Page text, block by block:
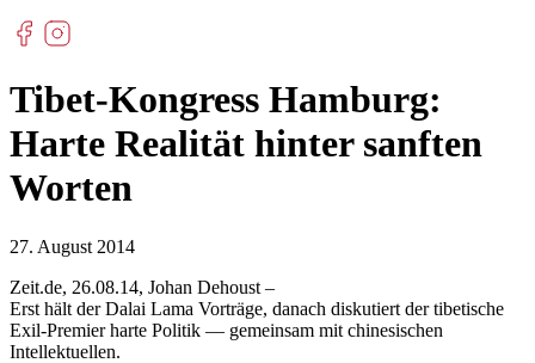
Tibet-Kongress Hamburg:
Harte Realität hinter sanften
Worten
27. August 2014
Zeit.de, 26.08.14, Johan Dehoust –
Erst hält der Dalai Lama Vorträge, danach diskutiert der tibetische
Exil-Premier harte Politik — gemeinsam mit chinesischen
Intellektuellen.